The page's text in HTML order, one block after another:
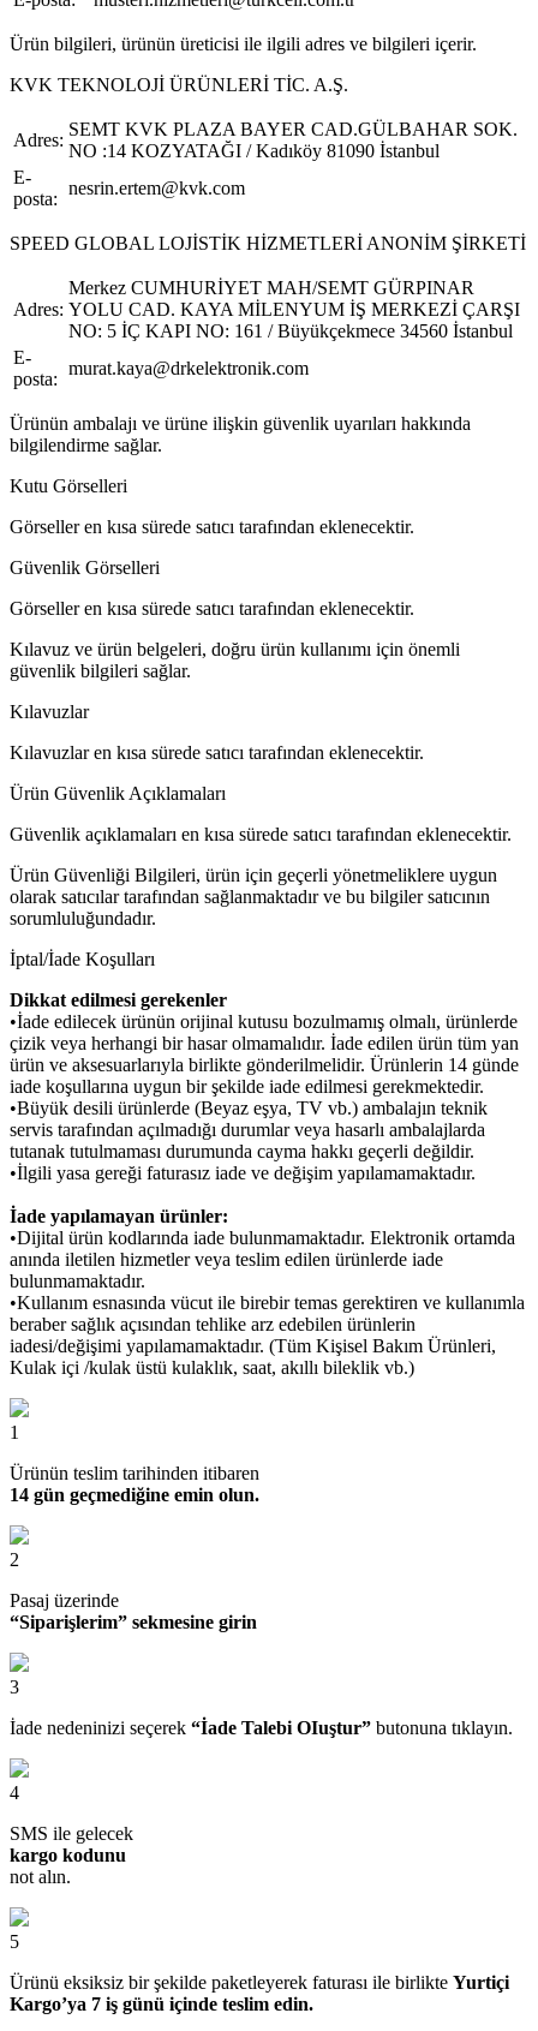
Ürün bilgileri, ürünün üreticisi ile ilgili adres ve bilgileri içerir.
KVK TEKNOLOJİ ÜRÜNLERİ TİC. A.Ş.
Adres:
SEMT KVK PLAZA BAYER CAD.GÜLBAHAR SOK.
NO :14 KOZYATAĞI / Kadıköy 81090 İstanbul
E-
posta:
nesrin.ertem@kvk.com
SPEED GLOBAL LOJİSTİK HİZMETLERİ ANONİM ŞİRKETİ
Adres:
Merkez CUMHURİYET MAH/SEMT GÜRPINAR
YOLU CAD. KAYA MİLENYUM İŞ MERKEZİ ÇARŞI
NO: 5 İÇ KAPI NO: 161 / Büyükçekmece 34560 İstanbul
E-
posta:
murat.kaya@drkelektronik.com
Ürünün ambalajı ve ürüne ilişkin güvenlik uyarıları hakkında
bilgilendirme sağlar.
Kutu Görselleri
Görseller en kısa sürede satıcı tarafından eklenecektir.
Güvenlik Görselleri
Görseller en kısa sürede satıcı tarafından eklenecektir.
Kılavuz ve ürün belgeleri, doğru ürün kullanımı için önemli
güvenlik bilgileri sağlar.
Kılavuzlar
Kılavuzlar en kısa sürede satıcı tarafından eklenecektir.
Ürün Güvenlik Açıklamaları
Güvenlik açıklamaları en kısa sürede satıcı tarafından eklenecektir.
Ürün Güvenliği Bilgileri, ürün için geçerli yönetmeliklere uygun
olarak satıcılar tarafından sağlanmaktadır ve bu bilgiler satıcının
sorumluluğundadır.
İptal/İade Koşulları
Dikkat edilmesi gerekenler
•İade edilecek ürünün orijinal kutusu bozulmamış olmalı, ürünlerde
çizik veya herhangi bir hasar olmamalıdır. İade edilen ürün tüm yan
ürün ve aksesuarlarıyla birlikte gönderilmelidir. Ürünlerin 14 günde
iade koşullarına uygun bir şekilde iade edilmesi gerekmektedir.
•Büyük desili ürünlerde (Beyaz eşya, TV vb.) ambalajın teknik
servis tarafından açılmadığı durumlar veya hasarlı ambalajlarda
tutanak tutulmaması durumunda cayma hakkı geçerli değildir.
•İlgili yasa gereği faturasız iade ve değişim yapılamamaktadır.
İade yapılamayan ürünler:
•Dijital ürün kodlarında iade bulunmamaktadır. Elektronik ortamda
anında iletilen hizmetler veya teslim edilen ürünlerde iade
bulunmamaktadır.
•Kullanım esnasında vücut ile birebir temas gerektiren ve kullanımla
beraber sağlık açısından tehlike arz edebilen ürünlerin
iadesi/değişimi yapılamamaktadır. (Tüm Kişisel Bakım Ürünleri,
Kulak içi /kulak üstü kulaklık, saat, akıllı bileklik vb.)
1
Ürünün teslim tarihinden itibaren
14 gün geçmediğine emin olun.
2
Pasaj üzerinde
“Siparişlerim” sekmesine girin
3
İade nedeninizi seçerek “İade Talebi OIuştur” butonuna tıklayın.
4
SMS ile gelecek
kargo kodunu
not alın.
5
Ürünü eksiksiz bir şekilde paketleyerek faturası ile birlikte Yurtiçi
Kargo’ya 7 iş günü içinde teslim edin.